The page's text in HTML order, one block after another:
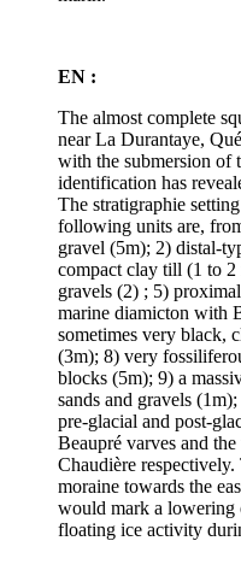
EN :
The almost complete
near La Durantaye,
with the submersion of
identification has
The stratigraphie
following units are,
gravel (5m); 2) distal-
compact clay till (1 to 2
gravels (2) ; 5)
marine diamicton with
sometimes very black,
(3m); 8) very
blocks (5m); 9) a
sands and gravels
pre-glacial and post-
Beaupré varves and
Chaudière
moraine towards the
would mark a lowering
floating ice activity